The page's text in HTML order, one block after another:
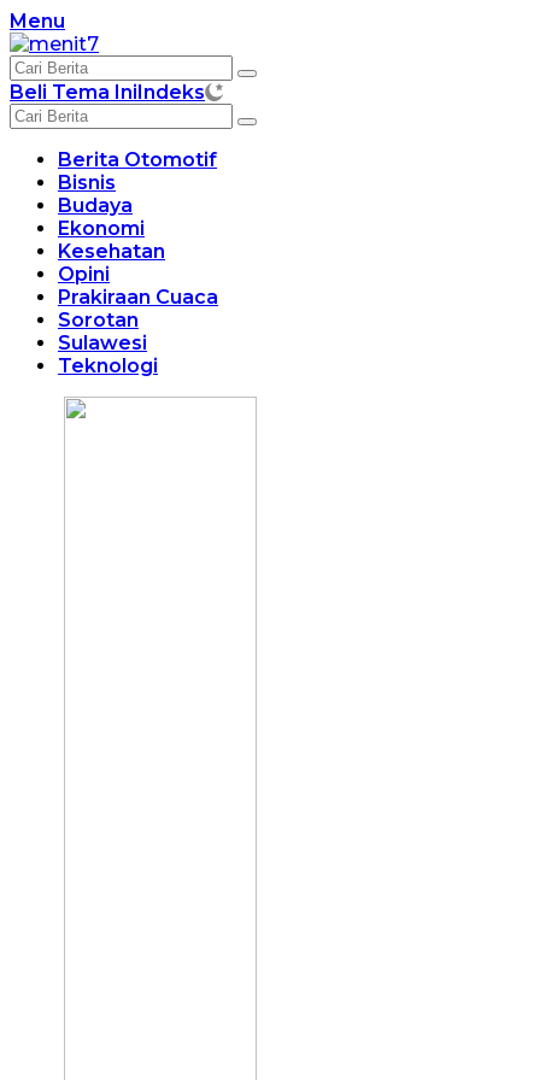
Langsung
ke
konten
Menu
Beli Tema IniIndeks
Berita Otomotif
Bisnis
Budaya
Ekonomi
Kesehatan
Opini
Prakiraan Cuaca
Sorotan
Sulawesi
Teknologi